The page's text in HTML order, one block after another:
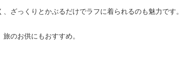
ざっくりとかぶるだけでラフに着られるのも魅力です。
のお供にもおすすめ。